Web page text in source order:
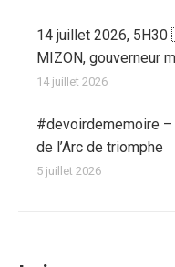
14 juillet 2026,
MIZON, gouverneur
14 juillet 2026
#devoirdememoire –
de l’Arc de triomphe
5 juillet 2026